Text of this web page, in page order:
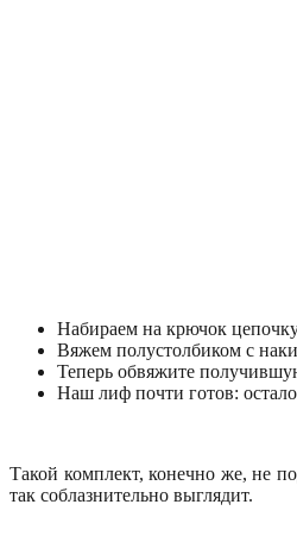
Набираем на крючок
Вяжем полустолбиком с
Теперь обвяжите
Наш лиф почти готов:
Такой комплект, конечно же, не
так соблазнительно выглядит.